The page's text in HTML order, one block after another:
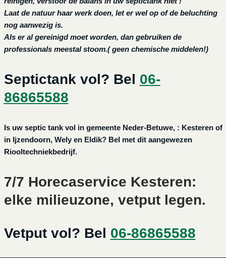
Laat de natuur haar werk doen, let er wel op of de beluchting
nog aanwezig is.
Als er al gereinigd moet worden, dan gebruiken de
professionals meestal stoom.( geen chemische middelen!)
Septictank vol? Bel 06-
86865588
Is uw septic tank vol in gemeente Neder-Betuwe, : Kesteren of
in Ijzendoorn, Wely en Eldik? Bel met dit aangewezen
Riooltechniekbedrijf.
7/7 Horecaservice Kesteren:
elke milieuzone, vetput legen.
Vetput vol? Bel 06-86865588